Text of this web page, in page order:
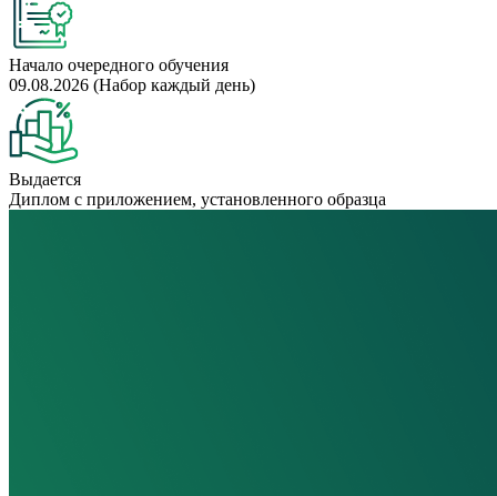
Начало очередного обучения
09.08.2026 (Набор каждый день)
Выдается
Диплом с приложением, установленного образца